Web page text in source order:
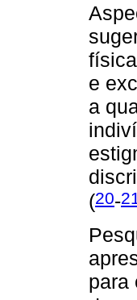
e
a
(20-
para